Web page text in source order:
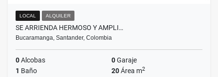
LOCAL ALQUILER
SE ARRIENDA HERMOSO Y AMPLI…
Bucaramanga, Santander, Colombia
0Alcobas 0Garaje
1 Baño 20Área m2